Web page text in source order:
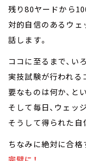
残り80ヤードから
対的自信のあるウ
話します。
ココに至るまで、
実技試験が行われる
要なものは何か、と
そして毎日、ウェッ
そうして得られた自
ちなみに絶対に合格